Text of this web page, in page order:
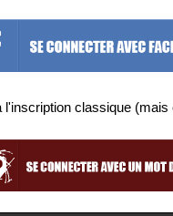
l'inscription classique (mais